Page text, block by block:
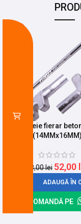
Cheie fierar
(14MMx16MM)
68,00lei 52,00
ADAUGĂ ÎN
COMANDĂ PE